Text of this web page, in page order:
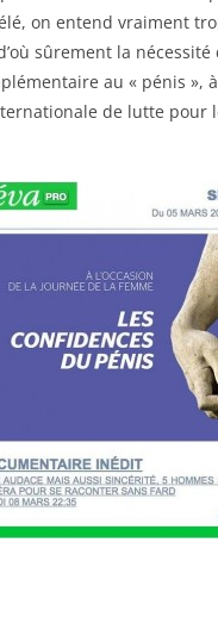
on entend vraiment
sûrement la
au « pénis », à
de lutte pour